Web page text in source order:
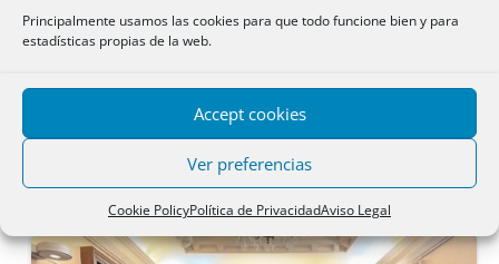
Principalmente usamos las cookies para que todo funcione bien y para
estadísticas propias de la web.
Accept cookies
Ver preferencias
Cookie PolicyPolítica de PrivacidadAviso Legal
ARTÍCULOS DEL REGLAMENTO NOTARIAL
SECCIÓN OPOSITORES